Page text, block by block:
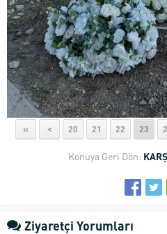
« < 20 21 22 23
Konuya Geri Dön:
Ziyaretçi Yorumları